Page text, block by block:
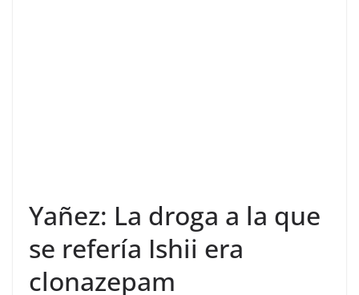
Yañez: La droga a la que
se refería Ishii era
clonazepam